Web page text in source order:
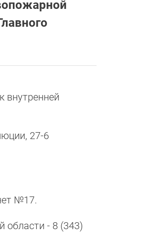
внутренней
27-6
№17.
области - 8 (343)